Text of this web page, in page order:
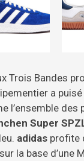
Trois Bandes
a
l’ensemble des
Super
adidas profite
la base